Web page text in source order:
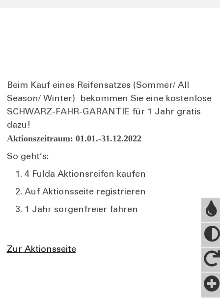
Beim Kauf eines Reifensatzes (Sommer/ All
Season/ Winter) bekommen Sie eine kostenlose
SCHWARZ-FAHR-GARANTIE für 1 Jahr gratis
dazu!
Aktionszeitraum: 01.01.-31.12.2022
So geht’s:
4 Fulda Aktionsreifen kaufen
Auf Aktionsseite registrieren
1 Jahr sorgenfreier fahren
Zur Aktionsseite